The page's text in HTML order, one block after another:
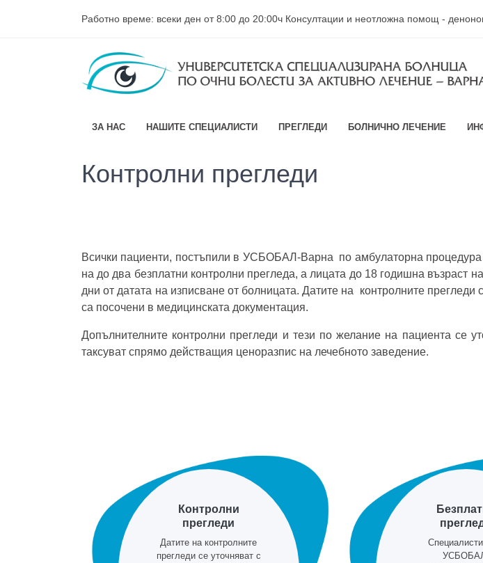
Работно време: всеки ден от 8:00 до 20:00ч Консултации и неотложна помощ -
ЗА НАС НАШИТЕ СПЕЦИАЛИСТИ ПРЕГЛЕДИ БОЛНИЧНО ЛЕЧЕНИЕ
Контролни прегледи
Всички пациенти, постъпили в УСБОБАЛ-Варна по амбулаторна процедура
на до два безплатни контролни прегледа, а лицата до 18 годишна възраст
дни от датата на изписване от болницата. Датите на контролните прегледи
са посочени в медицинската документация.
Допълнителните контролни прегледи и тези по желание на пациента се
таксуват спрямо действащия ценоразпис на лечебното заведение.
Контролни
прегледи
Датите на контролните
прегледи се уточняват с